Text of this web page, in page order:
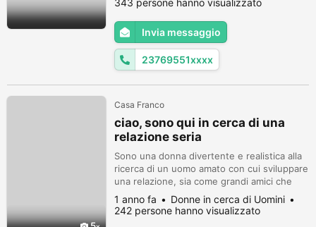
cerca di trovare il vero amore. voglio un
uomo onesto e orientato alla famiglia per
iniziare una relazione che potrebbe portare
al matrimonio. non sono qui pe...
343 persone hanno visualizzato
Invia messaggio
23769551xxxx
Casa Franco
ciao, sono qui in cerca di una
relazione seria
Sono una donna divertente e realistica alla
ricerca di un uomo amato con cui sviluppare
una relazione, sia come grandi amici che
come impegno romantico a lungo termine.
Sono una donna gentile, energica, onesta,
appassionata, intelligente,
1 anno fa
Donne in cerca di Uomini
242 persone hanno visualizzato